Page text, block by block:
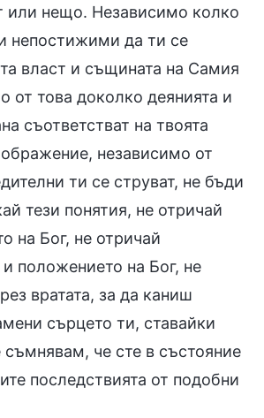
или нещо. Независимо колко
непостижими да ти се
власт и същината на Самия
от това доколко деянията и
съответстват на твоята
независимо от
ти се струват, не бъди
тези понятия, не отричай
на Бог, не отричай
и положението на Бог, не
вратата, за да каниш
сърцето ти, ставайки
съмнявам, че сте в състояние
последствията от подобни